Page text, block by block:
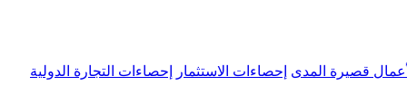
قصيرة المدى إحصاءات الاستثمار إحصاءات التجارة الدولية